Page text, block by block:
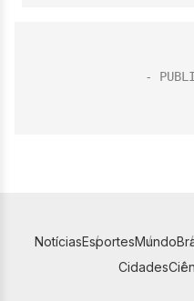
NotíciasEsportesMundo
Cidades